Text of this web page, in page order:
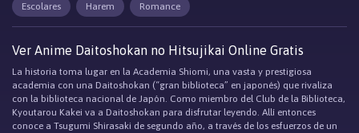
Escolares Harem Romance
Ver Anime Daitoshokan no Hitsujikai Online Gratis
La historia toma lugar en la Academia Shiomi, una vasta y prestigiosa
academia con una Daitoshokan (“gran biblioteca” en japonés) que rivaliza
con la biblioteca nacional de Japón. Como miembro del Club de la Biblioteca,
Kyoutarou Kakei va a Daitoshokan para disfrutar leyendo. Allí entonces
conoce a Tsugumi Shirasaki de segundo año, a través de los esfuerzos de un